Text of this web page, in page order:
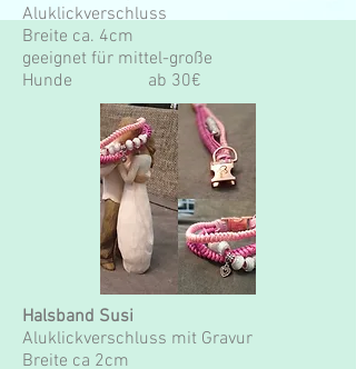
Aluklickverschluss
Breite ca. 4cm
geeignet für mittel-große
Hunde ab 30€
Halsband Susi
Aluklickverschluss mit Gravur
Breite ca 2cm